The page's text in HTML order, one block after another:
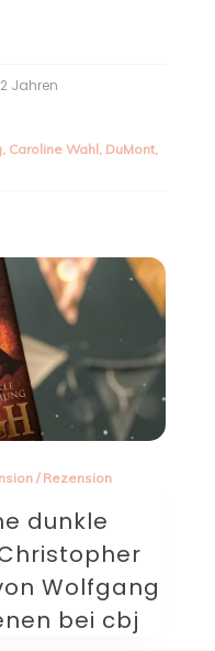
2 Jahren
, Caroline Wahl, DuMont,
/ Rezension
dunkle
Wolfgang
bei cbj